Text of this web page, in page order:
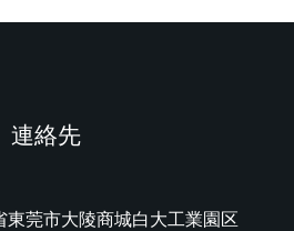
連絡先
莞市大陵商城白大工業園区